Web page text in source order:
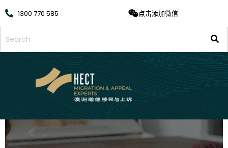
1300 770 585 点击添加微信